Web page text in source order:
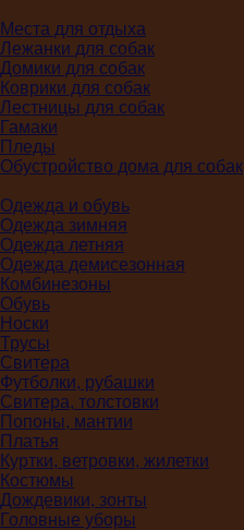
Места для отдыха
Лежанки для собак
Домики для собак
Коврики для собак
Лестницы для собак
Гамаки
Пледы
Обустройство дома для собак
Одежда и обувь
Одежда зимняя
Одежда летняя
Одежда демисезонная
Комбинезоны
Обувь
Носки
Трусы
Свитера
Футболки, рубашки
Свитера, толстовки
Попоны, мантии
Платья
Куртки, ветровки, жилетки
Костюмы
Дождевики, зонты
Головные уборы